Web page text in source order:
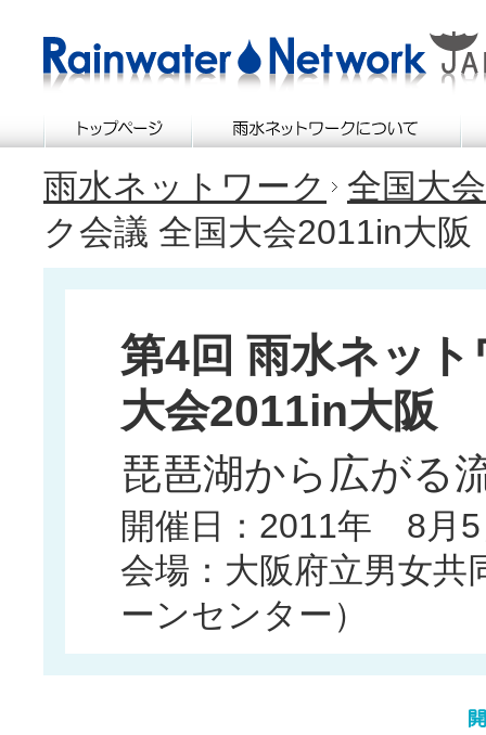
雨水ネットワーク
全国大
ク会議 全国大会2011in大阪
第4回 雨水ネッ
大会2011in大阪
琵琶湖から広がる
開催日：2011年 8月5
会場：大阪府立男女共
ーンセンター）